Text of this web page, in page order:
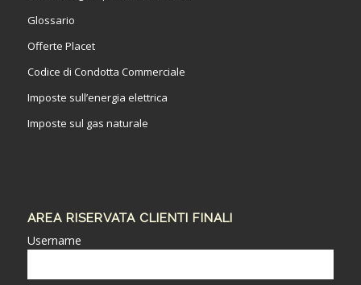
Glossario
Offerte Placet
Codice di Condotta Commerciale
Imposte sull’energia elettrica
Imposte sul gas naturale
AREA RISERVATA CLIENTI FINALI
Username